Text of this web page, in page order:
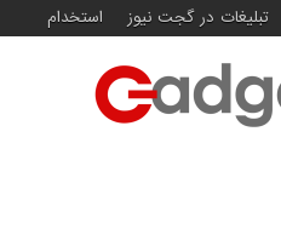
تبلیغات در گجت نیوز استخدام